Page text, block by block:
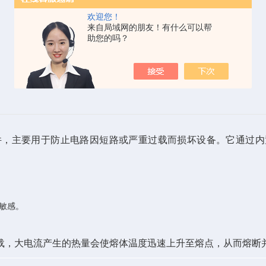
欢迎您！
来自局域网的朋友！有什么可以帮
助您的吗？
主要用于防止电路因短路或严重过载而损坏设备。它通过
感。
大电流产生的热量会使熔体温度迅速上升至熔点，从而熔